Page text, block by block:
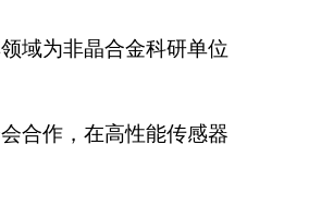
域为非晶合金科研单位
合作，在高性能传感器